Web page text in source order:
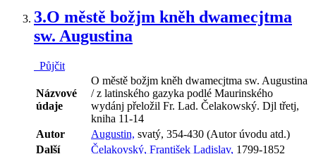
3.O městě božjm kněh dwamecjtma
sw. Augustina
Půjčit
Názvové
údaje
O městě božjm kněh dwamecjtma sw. Augustina
/ z latinského gazyka podlé Maurinského
wydánj přeložil Fr. Lad. Čelakowský. Djl třetj,
kniha 11-14
Autor
Augustin, svatý, 354-430 (Autor úvodu atd.)
Další
Čelakovský, František Ladislav, 1799-1852